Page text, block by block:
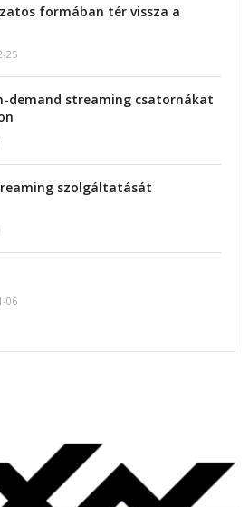
formában tér vissza a
25
demand streaming csatornákat
szolgáltatását
06